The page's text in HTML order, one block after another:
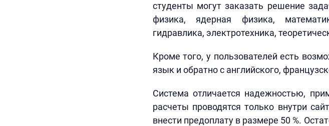
студенты могут заказать решение
физика, ядерная физика,
гидравлика, электротехника,
Кроме того, у пользователей есть
язык и обратно с английского,
Система отличается надежностью,
расчеты проводятся только внутри
внести предоплату в размере 50 %.